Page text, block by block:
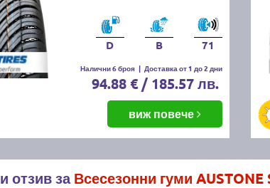
D B 71
Налични 6 броя | Доставка от 1 до 2 дни
94.88 € / 185.57 лв.
виж повече
отзив заВсесезонни гуми AUSTONE